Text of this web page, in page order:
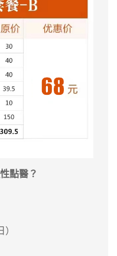
點醫？